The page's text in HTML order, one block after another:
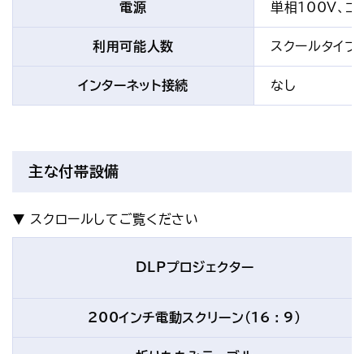
電源 単相100V、コ
利用可能人数 スクールタイ
インターネット接続 なし
主な付帯設備
DLPプロジェクター
200インチ電動スクリーン（16 : 9）